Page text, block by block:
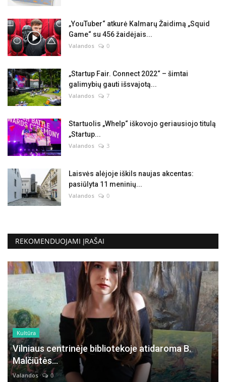
„YouTuber“ atkurė Kalmarų Žaidimą „Squid
Game“ su 456 žaidėjais...
Valandos 0
„Startup Fair. Connect 2022“ – šimtai
galimybių gauti išsvajotą...
Valandos 7
Startuolis „Whelp“ iškovojo geriausiojo titulą
„Startup...
Valandos 3
Laisvės alėjoje iškils naujas akcentas:
pasiūlyta 11 meninių...
Valandos 0
REKOMENDUOJAMI ĮRAŠAI
Kultūra
Vilniaus centrinėje bibliotekoje atidaroma B.
Malčiūtės...
Valandos 0